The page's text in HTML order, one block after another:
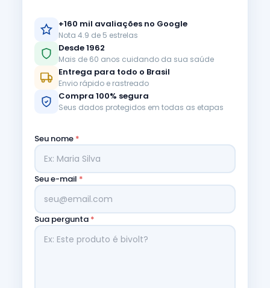
+160 mil avaliações no Google
Nota 4.9 de 5 estrelas
Desde 1962
Mais de 60 anos cuidando da sua saúde
Entrega para todo o Brasil
Envio rápido e rastreado
Compra 100% segura
Seus dados protegidos em todas as etapas
Seu nome *
Seu e-mail *
Sua pergunta *